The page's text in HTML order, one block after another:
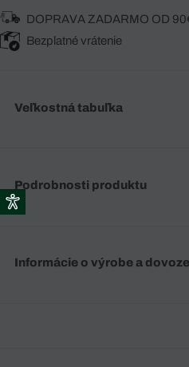
DOPRAVA ZADARMO OD
Bezplatné vrátenie
Veľkostná tabuľka
Podrobnosti produktu
Informácie o výrobe a dovoze